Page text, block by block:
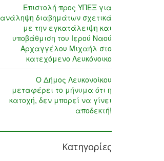
Επιστολή προς ΥΠΕΞ για
ανάληψη διαβημάτων σχετικά
με την εγκατάλειψη και
υποβάθμιση του Ιερού Ναού
Αρχαγγέλου Μιχαήλ στο
κατεχόμενο Λευκόνοικο
Ο Δήμος Λευκονοίκου
μεταφέρει το μήνυμα ότι η
κατοχή, δεν μπορεί να γίνει
αποδεκτή!
Κατηγορίες